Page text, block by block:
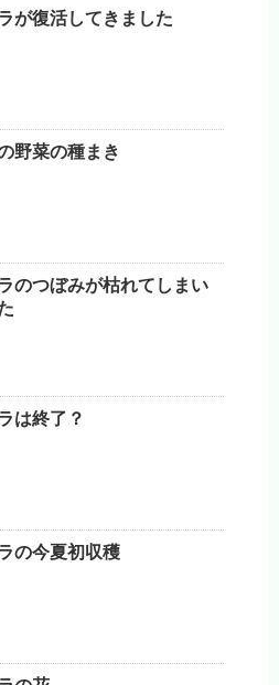
が復活してきました
野菜の種まき
のつぼみが枯れてしまい
は終了？
の今夏初収穫